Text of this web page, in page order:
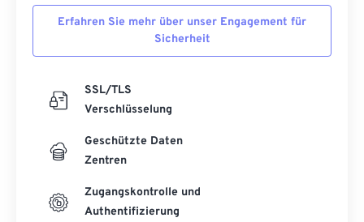
Erfahren Sie mehr über unser Engagement für
Sicherheit
SSL/TLS
Verschlüsselung
Geschützte Daten
Zentren
Zugangskontrolle und
Authentifizierung